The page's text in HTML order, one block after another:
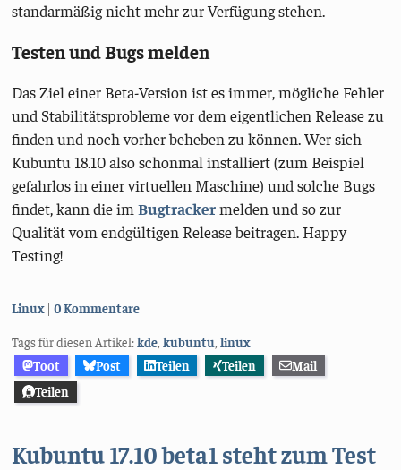
standarmäßig nicht mehr zur Verfügung stehen.
Testen und Bugs melden
Das Ziel einer Beta-Version ist es immer, mögliche Fehler
und Stabilitätsprobleme vor dem eigentlichen Release zu
finden und noch vorher beheben zu können. Wer sich
Kubuntu 18.10 also schonmal installiert (zum Beispiel
gefahrlos in einer virtuellen Maschine) und solche Bugs
findet, kann die imBugtrackermelden und so zur
Qualität vom endgültigen Release beitragen. Happy
Testing!
Kategorien:
Linux 0 Kommentare
Tags für diesen Artikel:kde,kubuntu,linux
Toot
Post Teilen Teilen
Mail
Teilen
Kubuntu 17.10 beta1 steht zum Test